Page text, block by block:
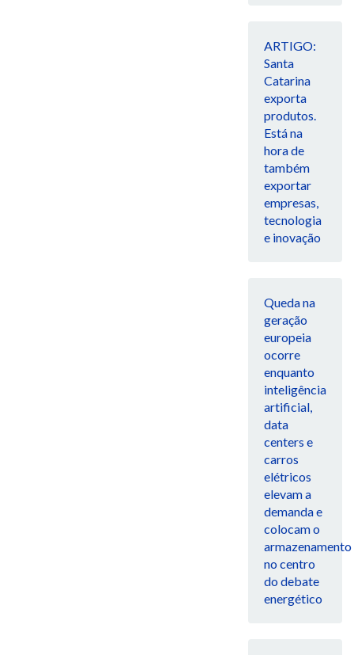
ARTIGO:
Santa
Catarina
exporta
produtos.
Está na
hora de
também
exportar
empresas,
tecnologia
e inovação
Queda na
geração
europeia
ocorre
enquanto
inteligência
artificial,
data
centers e
carros
elétricos
elevam a
demanda e
colocam o
armazenamento
no centro
do debate
energético